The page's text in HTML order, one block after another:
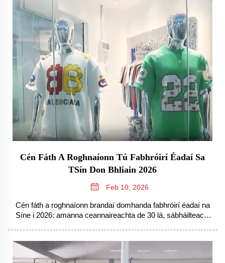
Cén Fáth A Roghnaíonn Tú Fabhróirí Éadaí Sa
TSín Don Bhliain 2026
Feb 10, 2026
Cén fáth a roghnaíonn brandaí domhanda fabhróirí éadaí na
Síne i 2026: amanna ceannaireachta de 30 lá, sábháilteacht
thús go dtí deireadh.